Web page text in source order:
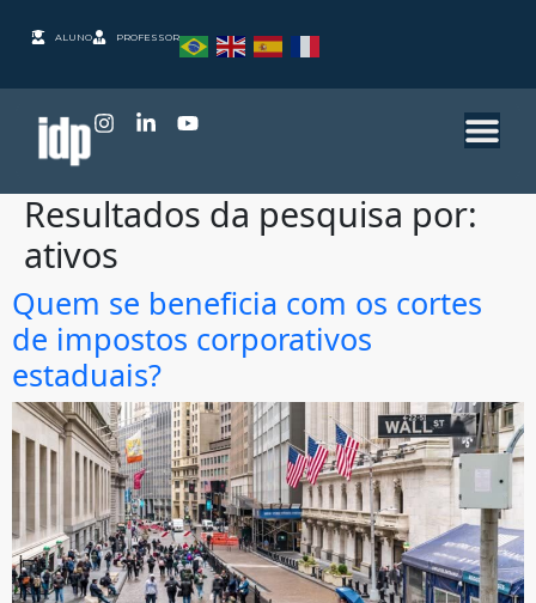
ALUNO PROFESSOR
Resultados da pesquisa por:
ativos
Quem se beneficia com os cortes
de impostos corporativos
estaduais?